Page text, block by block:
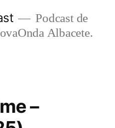
Podcast de
Albacete.
–